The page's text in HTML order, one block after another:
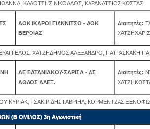
ΚΑΛΟΤΣΗΣ ΝΙΚΟΛΑΟΣ, ΚΑΡΑΝΑΤΣΙΟΣ ΚΩΣΤΑΣ
ΑΟΚ ΙΚΑΡΟΙ ΓΙΑΝΝΙΤΣΩ - ΑΟΚ
ΒΕΡΟΙΑΣ
Διαιτητές:
ΧΑΤΖΗΔΗΜΟΣ ΑΛΕΞΑΝΔΡΟ, ΠΑΤΡΑΣΚΑΚΗ
ΑΕ ΒΑΤΑΝΙΑΚΟΥ-ΣΑΡΙΣΑ - ΑΣ
ΑΘΛΟΣ ΑΛΕΞ.
Διαιτητές:
ΚΥΡΙΑΚ, ΤΣΑΚΙΡΙΔΗΣ ΓΑΒΡΙΗΛ, ΚΟΡΜΕΝΤΖΑΣ
(Β ΟΜΙΛΟΣ) 3η Αγωνιστική